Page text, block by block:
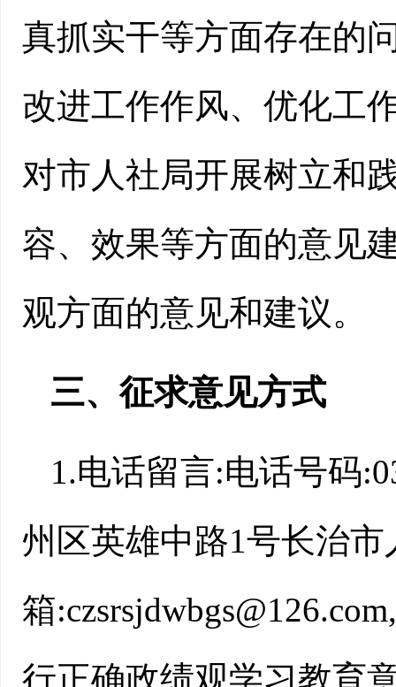
真抓实干等方面存在的
改进工作作风、优化工
对市人社局开展树立和
容、效果等方面的意见
观方面的意见和建议。
三、征求意见方式
1.电话留言:电话号码
州区英雄中路1号长治
箱
行正确政绩观学习教育